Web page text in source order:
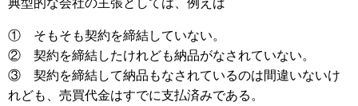
典型的な会社の主張としては、例えば
① そもそも契約を締結していない。
② 契約を締結したけれども納品がなされていない。
③ 契約を締結して納品もなされているのは間違いないけ
れども、売買代金はすでに支払済みである。